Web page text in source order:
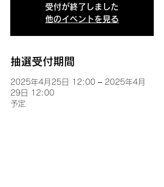
受付が終了しました
他のイベントを見る
抽選受付期間
2025年4月25日 12:00 – 2025年4月
29日 12:00
予定